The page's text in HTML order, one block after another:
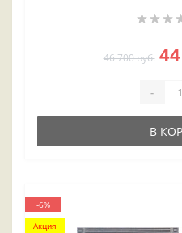
46 700 руб.
-
В
-6%
Акция